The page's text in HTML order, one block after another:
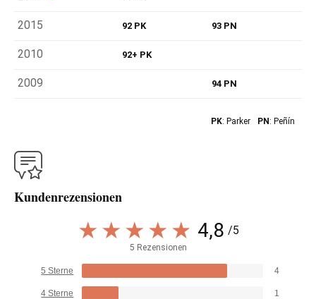
2015 92 PK 93 PN
2010 92+ PK
2009 94 PN
PK: Parker PN: Peñín
Kundenrezensionen
4,8 /5
5 Rezensionen
5 Sterne 4
4 Sterne 1